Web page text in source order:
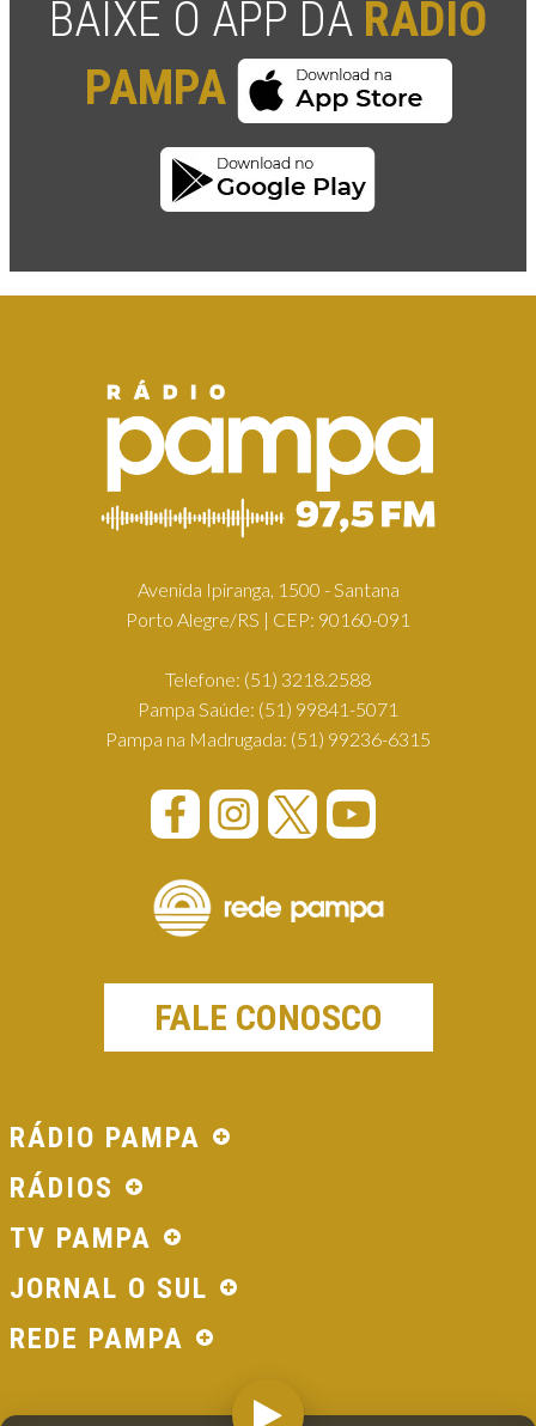
BAIXE O APP DA RÁDIO
PAMPA
Avenida Ipiranga, 1500 - Santana
Porto Alegre/RS | CEP: 90160-091
Telefone: (51) 3218.2588
Pampa Saúde: (51) 99841-5071
Pampa na Madrugada: (51) 99236-6315
FALE CONOSCO
RÁDIO PAMPA
RÁDIOS
TV PAMPA
JORNAL O SUL
REDE PAMPA